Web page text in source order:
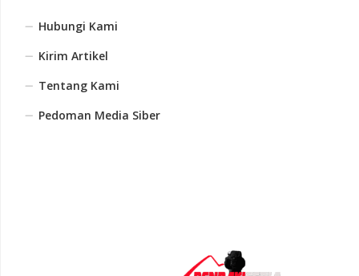
Hubungi Kami
Kirim Artikel
Tentang Kami
Pedoman Media Siber